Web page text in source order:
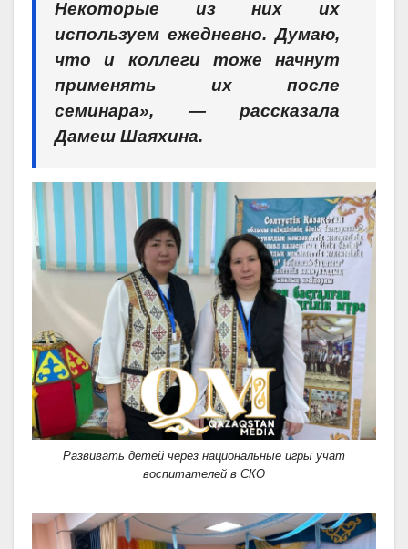
Некоторые из них их
используем ежедневно. Думаю,
что и коллеги тоже начнут
применять их после
семинара», — рассказала
Дамеш Шаяхина.
Развивать детей через национальные игры учат
воспитателей в СКО